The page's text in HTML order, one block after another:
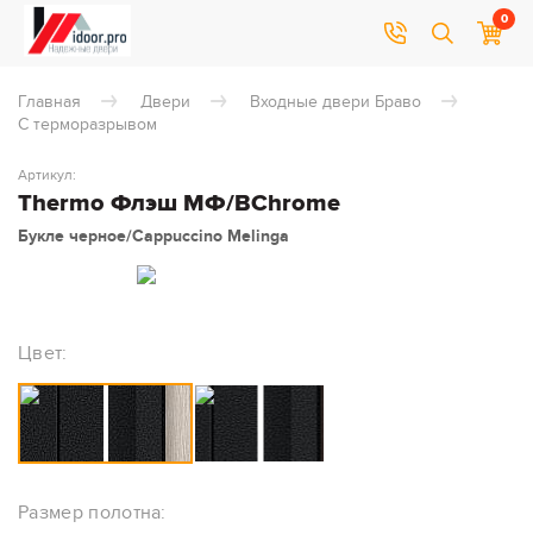
0
Главная Двери
Входные двери Браво
С терморазрывом
Thermo Флэш МФ/BChrome
Артикул:
Букле черное/Cappuccino Melinga
Цвет:
Размер полотна: